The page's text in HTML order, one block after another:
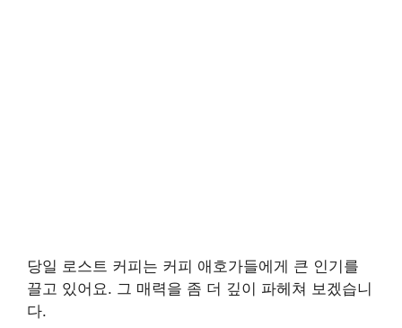
당일 로스트 커피는 커피 애호가들에게 큰 인기를
끌고 있어요. 그 매력을 좀 더 깊이 파헤쳐 보겠습니
다.